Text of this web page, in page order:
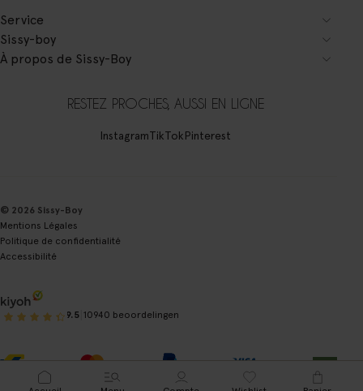
Service
Sissy-boy
À propos de Sissy-Boy
RESTEZ PROCHES, AUSSI EN LIGNE
InstagramTikTokPinterest
© 2026 Sissy-Boy
Mentions Légales
Politique de confidentialité
Accessibilité
9.5 10940 beoordelingen